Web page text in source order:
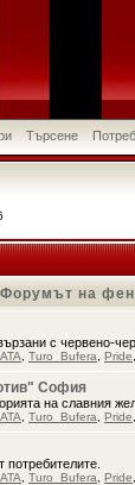
Търсене
Форумът на
с червено-
Turo_Bufera Pride
София
на славния
Turo_Bufera Pride
Turo_Bufera Pride